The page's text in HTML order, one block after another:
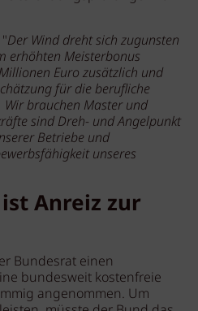
Der Wind dreht sich zugunsten
erhöhten Meisterbonus
Euro zusätzlich und
für die berufliche
brauchen Master und
sind Dreh- und Angelpunkt
Betriebe und
unseres
Anreiz zur
Bundesrat einen
bundesweit kostenfreie
angenommen. Um